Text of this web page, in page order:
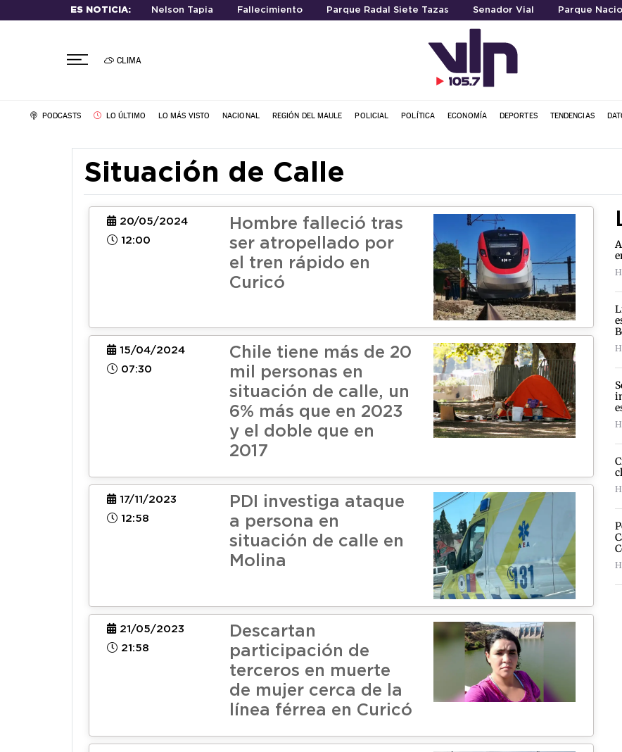
ES NOTICIA: Nelson Tapia Fallecimiento Parque Radal Siete Tazas Senador Vial Parque
CLIMA
PODCASTS LO ÚLTIMO LO MÁS VISTO NACIONAL REGIÓN DEL MAULE POLICIAL POLÍTICA ECONOMÍA DEPORTES TENDENCIAS
Situación de Calle
20/05/2024
12:00
Hombre falleció tras
ser atropellado por
el tren rápido en
Curicó
15/04/2024
07:30
Chile tiene más de 20
mil personas en
situación de calle, un
6% más que en 2023
y el doble que en
2017
17/11/2023
12:58
PDI investiga ataque
a persona en
situación de calle en
Molina
21/05/2023
21:58
Descartan
participación de
terceros en muerte
de mujer cerca de la
línea férrea en Curicó